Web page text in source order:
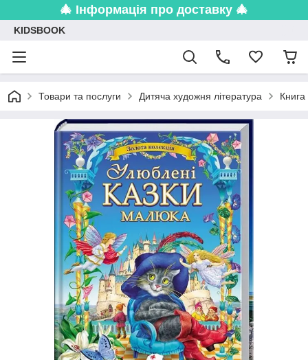
🎄 Інформація про доставку 🎄
KIDSBOOK
Товари та послуги Дитяча художня література